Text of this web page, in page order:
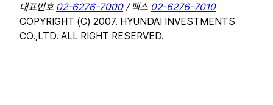
대표번호 02-6276-7000/ 팩스 02-6276-7010
COPYRIGHT (C) 2007. HYUNDAI INVESTMENTS
CO.,LTD. ALL RIGHT RESERVED.